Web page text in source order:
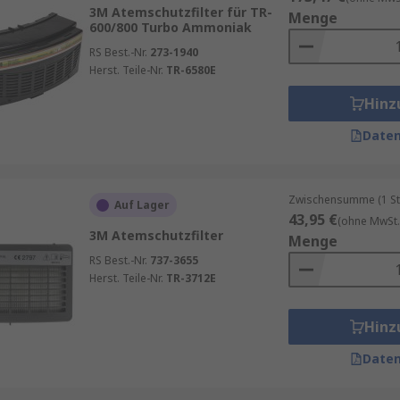
hängt von den Arbeitsbedingungen und
der Umgebung durchführen. Einige
Dämpfen oder einer Mischung belastet?
Luft ausgesetzt sein? Einige Filter haben eine
in der Regel an, welche Filter mit welchen Masken
wie etwa den EN-Normen für
der Filter sind entscheidend, um die Schutzfunktion
3M Atemschutzfilter für TR-
600/800 Turbo Ammoniak
RS Best.-Nr. 273-1940
Herst. Teile-Nr. TR-6580E
Menge
Auf Lager
3M Atemschutzfilter
RS Best.-Nr. 737-3655
Herst. Teile-Nr. TR-3712E
Zwischensumme (1
43,95 €(ohne
Menge